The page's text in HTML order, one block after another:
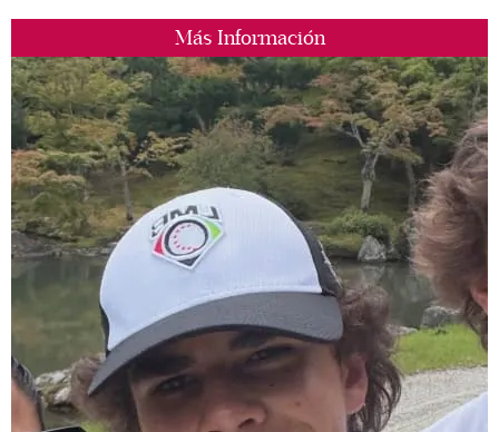
Más Información